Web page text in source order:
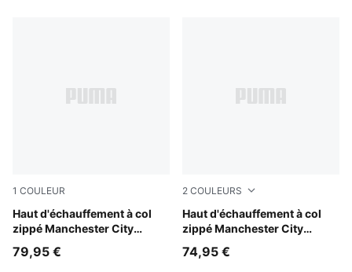
1 COULEUR
Haut d'échauffement à col
zippé Manchester City
Icy Blue-Regal Blue
79,95 €
2 COULEURS
Haut d'échauffement à col
zippé Manchester City
Icy Blue-Regal Blue
74,95 €